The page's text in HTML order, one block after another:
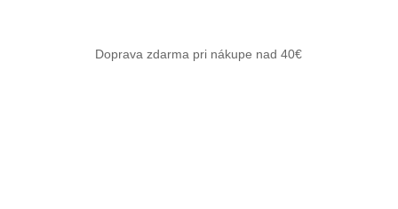
Doprava zdarma pri nákupe nad 40€